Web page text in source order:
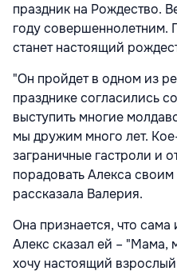
праздник на Рождество.
году совершеннолетним.
станет настоящий
"Он пройдет в одном из
празднике согласились
выступить многие
мы дружим много лет.
заграничные гастроли и
порадовать Алекса
рассказала Валерия.
Она признается, что
Алекс сказал ей – "Мама,
хочу настоящий